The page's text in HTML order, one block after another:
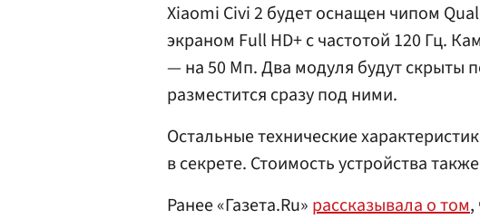
Xiaomi Civi 2 будет оснащен чипом
экраном Full HD+ с частотой 120 Гц.
— на 50 Мп. Два модуля будут скрыты
разместится сразу под ними.
Остальные технические
в секрете. Стоимость устройства
Ранее «Газета.Ru» рассказывала о том,